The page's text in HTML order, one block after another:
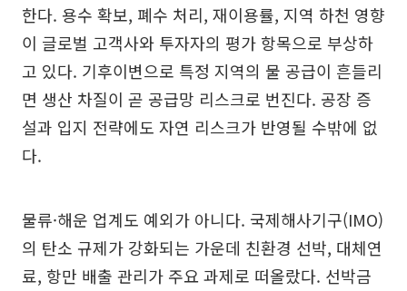
한다. 용수 확보, 폐수 처리, 재이용률, 지역 하천 영향
이 글로벌 고객사와 투자자의 평가 항목으로 부상하
고 있다. 기후이변으로 특정 지역의 물 공급이 흔들리
면 생산 차질이 곧 공급망 리스크로 번진다. 공장 증
설과 입지 전략에도 자연 리스크가 반영될 수밖에 없
다.
물류·해운 업계도 예외가 아니다. 국제해사기구(IMO)
의 탄소 규제가 강화되는 가운데 친환경 선박, 대체연
료, 항만 배출 관리가 주요 과제로 떠올랐다. 선박금